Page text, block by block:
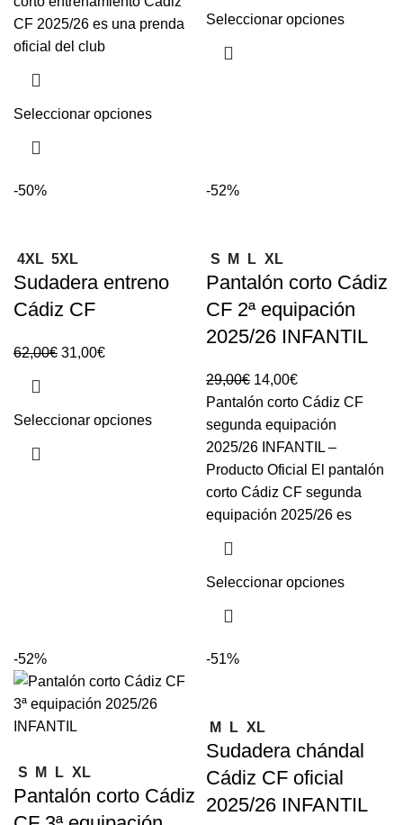
CF 2025/26 es una prenda
oficial del club
Seleccionar opciones
Seleccionar opciones
-50%
4XL 5XL
Sudadera entreno
Cádiz CF
62,00€ 31,00€
Seleccionar opciones
-52%
S M L XL
Pantalón corto Cádiz
CF 2ª equipación
2025/26 INFANTIL
29,00€ 14,00€
Pantalón corto Cádiz CF
segunda equipación
2025/26 INFANTIL –
Producto Oficial El pantalón
corto Cádiz CF segunda
equipación 2025/26 es
Seleccionar opciones
-52%
S M L XL
Pantalón corto Cádiz
-51%
M L XL
Sudadera chándal
Cádiz CF oficial
2025/26 INFANTIL